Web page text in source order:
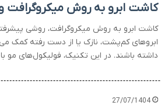
کاشت ابرو به روش میکروگرافت
کاشت ابرو به روش میکروگرافت، روشی
ابروهای کم‌پشت، نازک یا از دست رفته کمک
داشته باشند. در این تکنیک، فولیکول‌های مو
27/07/1404